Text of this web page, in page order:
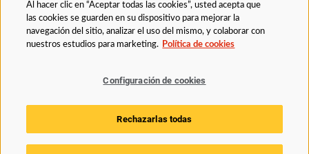
Resources
Acerca de nosotros
Legal Politica de privacidad
Accessibility
Politica de cookies
Configuración de cookies
Al hacer clic en “Aceptar todas las cookies”, usted acepta que
las cookies se guarden en su dispositivo para mejorar la
navegación del sitio, analizar el uso del mismo, y colaborar con
nuestros estudios para marketing. Política de cookies
Configuración de cookies
Rechazarlas todas